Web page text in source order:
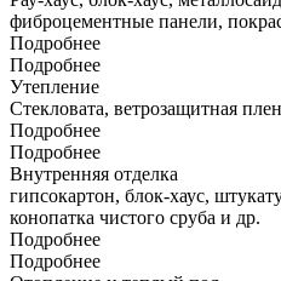
фиброцементные панели,
Подробнее
Подробнее
Утепление
Стекловата, ветрозащитная
Подробнее
Подробнее
Внутренняя отделка
гипсокартон, блок-хаус,
конопатка чистого сруба и др.
Подробнее
Подробнее